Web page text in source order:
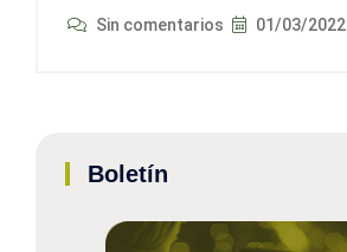
Sin comentarios 01/03/2022
Boletín